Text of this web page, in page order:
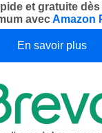
et gratuite
avecAmazon
En savoir plus